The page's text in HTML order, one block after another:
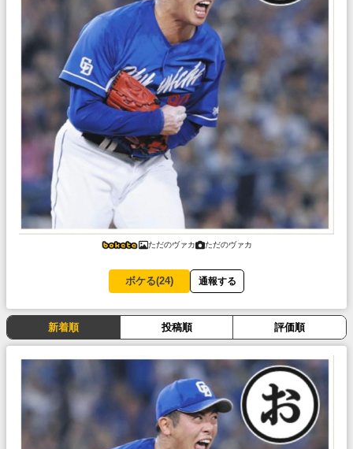
ただのヴァカ ただのヴァカ
ボケる(24) 通報する
新着順 投稿順 評価順